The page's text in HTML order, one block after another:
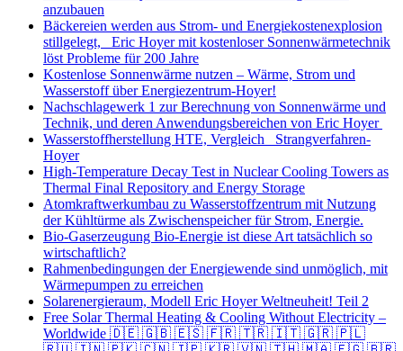
anzubauen
Bäckereien werden aus Strom- und Energiekostenexplosion
stillgelegt, Eric Hoyer mit kostenloser Sonnenwärmetechnik
löst Probleme für 200 Jahre
Kostenlose Sonnenwärme nutzen – Wärme, Strom und
Wasserstoff über Energiezentrum-Hoyer!
Nachschlagewerk 1 zur Berechnung von Sonnenwärme und
Technik, und deren Anwendungsbereichen von Eric Hoyer
Wasserstoffherstellung HTE, Vergleich Strangverfahren-
Hoyer
High-Temperature Decay Test in Nuclear Cooling Towers as
Thermal Final Repository and Energy Storage
Atomkraftwerkumbau zu Wasserstoffzentrum mit Nutzung
der Kühltürme als Zwischenspeicher für Strom, Energie.
Bio-Gaserzeugung Bio-Energie ist diese Art tatsächlich so
wirtschaftlich?
Rahmenbedingungen der Energiewende sind unmöglich, mit
Wärmepumpen zu erreichen
Solarenergieraum, Modell Eric Hoyer Weltneuheit! Teil 2
Free Solar Thermal Heating & Cooling Without Electricity –
Worldwide 🇩🇪 🇬🇧 🇪🇸 🇫🇷 🇹🇷 🇮🇹 🇬🇷 🇵🇱